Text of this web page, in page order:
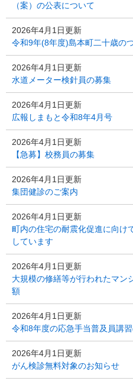
（案）の公表について
2026年4月1日更新
令和9年(8年度)島本町二十歳の
2026年4月1日更新
水道メーター検針員の募集
2026年4月1日更新
広報しまもと令和8年4月号
2026年4月1日更新
【急募】校務員の募集
2026年4月1日更新
集団健診のご案内
2026年4月1日更新
町内の住宅の耐震化促進に向け
しています
2026年4月1日更新
大規模の修繕等が行われたマン
額
2026年4月1日更新
令和8年度の応急手当普及員講
2026年4月1日更新
がん検診無料対象のお知らせ